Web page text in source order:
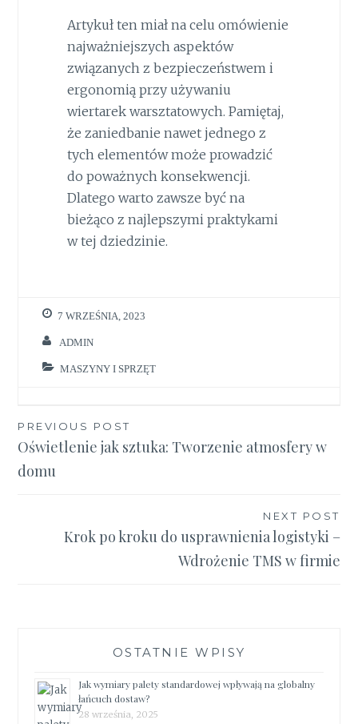
Artykuł ten miał na celu omówienie
najważniejszych aspektów
związanych z bezpieczeństwem i
ergonomią przy używaniu
wiertarek warsztatowych. Pamiętaj,
że zaniedbanie nawet jednego z
tych elementów może prowadzić
do poważnych konsekwencji.
Dlatego warto zawsze być na
bieżąco z najlepszymi praktykami
w tej dziedzinie.
7 WRZEŚNIA, 2023
ADMIN
MASZYNY I SPRZĘT
Nawigacja
wpisu
PREVIOUS POST
Oświetlenie jak sztuka: Tworzenie atmosfery w
domu
NEXT POST
Krok po kroku do usprawnienia logistyki –
Wdrożenie TMS w firmie
OSTATNIE WPISY
Jak wymiary palety standardowej wpływają na globalny
łańcuch dostaw?
28 września, 2025